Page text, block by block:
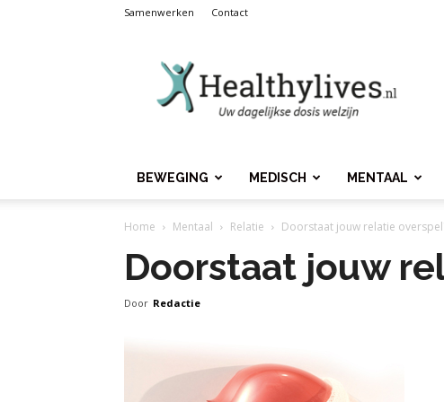
Samenwerken Contact
BEWEGING MEDISCH MENTAAL
Home Mentaal Relatie Doorstaat jouw relatie
Doorstaat jouw
Door Redactie